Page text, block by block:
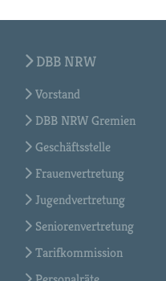
DBB NRW
Vorstand
DBB NRW Gremien
Geschäftsstelle
Frauenvertretung
Jugendvertretung
Seniorenvertretung
Tarifkommission